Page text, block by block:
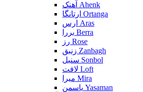
آهنک Ahenk
ارتانگا Ortanga
ارس Aras
بررا Berra
رز Rose
زنبق Zanbagh
سنبل Sonbol
لافت Loft
میرا Mira
یاسمن Yasaman